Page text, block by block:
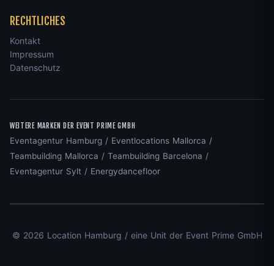
RECHTLICHES
Kontakt
Impressum
Datenschutz
WEITERE MARKEN DER EVENT PRIME GMBH
Eventagentur Hamburg / Eventlocations Mallorca /
Teambuilding Mallorca / Teambuilding Barcelona /
Eventagentur Sylt / Energydancefloor
© 2026 Location Hamburg / eine Unit der Event Prime GmbH